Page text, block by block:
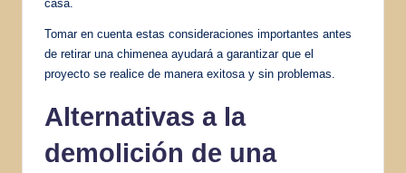
casa.
Tomar en cuenta estas consideraciones importantes antes
de retirar una chimenea ayudará a garantizar que el
proyecto se realice de manera exitosa y sin problemas.
Alternativas a la
demolición de una